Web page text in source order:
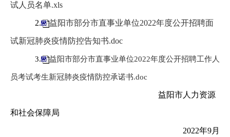
试人员名单.xls
2. 益阳市部分市直事业单位2022年度公开招聘面
试新冠肺炎疫情防控告知书.doc
3. 益阳市部分市直事业单位2022年度公开招聘工作人
员考试考生新冠肺炎疫情防控承诺书.doc
益阳市人力资源
和社会保障局
2022年9月